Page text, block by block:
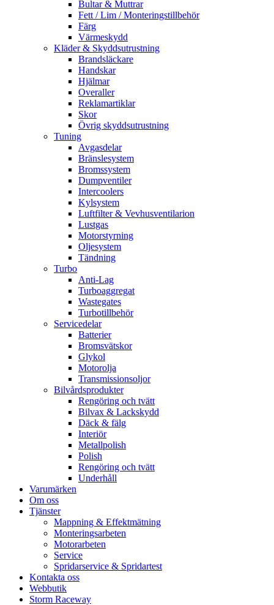
Bultar & Muttrar
Fett / Lim / Monteringstillbehör
Färg
Värmeskydd
Kläder & Skyddsutrustning
Brandsläckare
Handskar
Hjälmar
Overaller
Reklamartiklar
Skor
Övrig skyddsutrustning
Tuning
Avgasdelar
Bränslesystem
Bromssystem
Dumpventiler
Intercoolers
Kylsystem
Luftfilter & Vevhusventilarion
Lustgas
Motorstyrning
Oljesystem
Tändning
Turbo
Anti-Lag
Turboaggregat
Wastegates
Turbotillbehör
Servicedelar
Batterier
Bromsvätskor
Glykol
Motorolja
Transmissionsoljor
Bilvårdsprodukter
Rengöring och tvätt
Bilvax & Lackskydd
Däck & fälg
Interiör
Metallpolish
Polish
Rengöring och tvätt
Underhåll
Varumärken
Om oss
Tjänster
Mappning & Effektmätning
Monteringsarbeten
Motorarbeten
Service
Spridarservice & Spridartest
Kontakta oss
Webbutik
Storm Raceway